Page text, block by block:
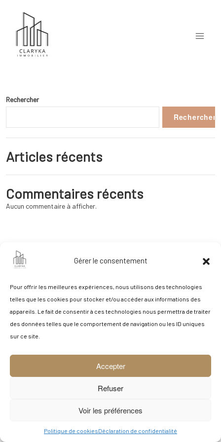
Gérer le consentement
Pour offrir les meilleures expériences, nous utilisons des technologies
telles que les cookies pour stocker et/ou accéder aux informations des
appareils. Le fait de consentir à ces technologies nous permettra de traiter
des données telles que le comportement de navigation ou les ID uniques
sur ce site.
Accepter
Refuser
Voir les préférences
Politique de cookiesDéclaration de confidentialité
Il semblerait que nous ne soyons pas en mesure de trouver votre
contenu. Essayez en lançant une recherche.
Rechercher
Rechercher
Articles récents
Commentaires récents
Aucun commentaire à afficher.
© 2026 Claryka
ByTerreweb